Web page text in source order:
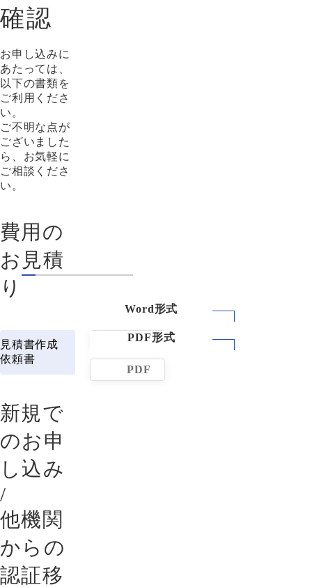
確認
お申し込みに
あたっては、
以下の書類を
ご利用くださ
い。
ご不明な点が
ございました
ら、お気軽に
ご相談くださ
い。
費用の
お見積
り
見積書作成
依頼書
WORD
PDF
新規で
のお申
し込み
/
他機関
からの
認証移